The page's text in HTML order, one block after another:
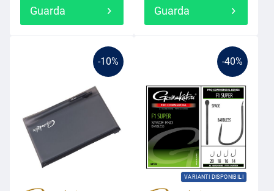
Guarda Guarda
-10% -40%
VARIANTI DISPONIBILI